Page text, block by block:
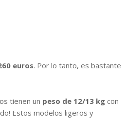
euros. Por lo tanto, es bastante
tienen un peso de 12/13 kg con
Estos modelos ligeros y